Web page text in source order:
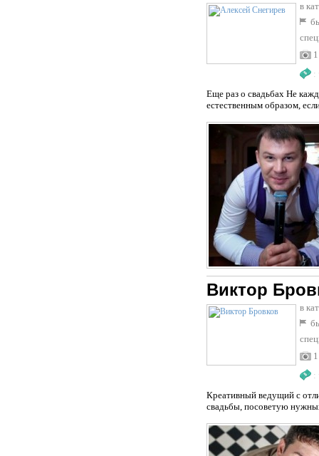
в
1
:
Еще раз о свадьбах Не
естественным образом,
Виктор
в
1
:
Креативный ведущий с
свадьбы, посоветую